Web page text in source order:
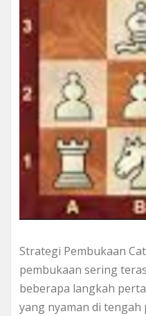
Strategi Pembukaan
pembukaan sering
beberapa langkah
yang nyaman di tengah